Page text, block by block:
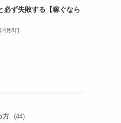
必ず失敗する【稼ぐなら
4月8日
方 (44)